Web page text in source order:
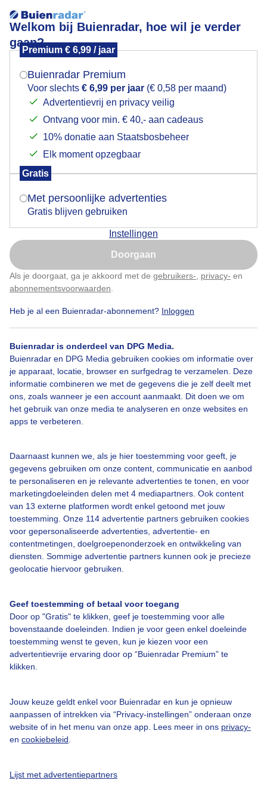
Welkom bij Buienradar, hoe wil je verder
gaan?
Premium € 6,99 / jaar
Buienradar Premium
Voor slechts € 6,99 per jaar (€ 0,58 per maand)
Advertentievrij en privacy veilig
Ontvang voor min. € 40,- aan cadeaus
10% donatie aan Staatsbosbeheer
Elk moment opzegbaar
Gratis
Met persoonlijke advertenties
Gratis blijven gebruiken
Instellingen
Doorgaan
Als je doorgaat, ga je akkoord met de gebruikers- privacy- en
abonnementsvoorwaarden
Heb je al een Buienradar-abonnement? Inloggen
Buienradar is onderdeel van DPG Media.
Buienradar en DPG Media gebruiken cookies om informatie over
je apparaat, locatie, browser en surfgedrag te verzamelen. Deze
informatie combineren we met de gegevens die je zelf deelt met
ons, zoals wanneer je een account aanmaakt. Dit doen we om
het gebruik van onze media te analyseren en onze websites en
apps te verbeteren.
Daarnaast kunnen we, als je hier toestemming voor geeft, je
gegevens gebruiken om onze content, communicatie en aanbod
te personaliseren en je relevante advertenties te tonen, en voor
marketingdoeleinden delen met 4 mediapartners. Ook content
van 13 externe platformen wordt enkel getoond met jouw
toestemming. Onze 114 advertentie partners gebruiken cookies
voor gepersonaliseerde advertenties, advertentie- en
contentmetingen, doelgroepenonderzoek en ontwikkeling van
diensten. Sommige advertentie partners kunnen ook je precieze
geolocatie hiervoor gebruiken.
Geef toestemming of betaal voor toegang
Door op "Gratis" te klikken, geef je toestemming voor alle
bovenstaande doeleinden. Indien je voor geen enkel doeleinde
toestemming wenst te geven, kun je kiezen voor een
advertentievrije ervaring door op “Buienradar Premium” te
klikken.
Jouw keuze geldt enkel voor Buienradar en kun je opnieuw
aanpassen of intrekken via “Privacy-instellingen” onderaan onze
website of in het menu van onze app. Lees meer in ons privacy-
en cookiebeleid
Lijst met advertentiepartners
Goedemorgen
Zojuist
Door: Dilia van Zon Gemaakt: 14-10-2025, 36x bekeken
Bekijk slideshow
Een moment geduld aub...
Over Buienradar
Veelgestelde vragen
Contact
Toegankelijkheid
Buienradar Team
Privacy beleid
Privacy instellingen
Mogen we je locatie gebruiken voor het
Indien je hier nog geen akkoord op hebt gegeven,
verschijnt er zo een pop-up uit je browser waarin
Is goed, toon de popup
Nu niet, misschien later
Klik hierom dit aan te passen